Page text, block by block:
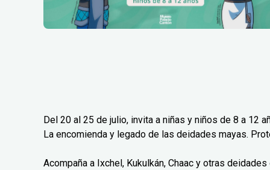
Del 20 al 25 de julio, invita a niñas y niños de 8 a 12
La encomienda y legado de las deidades mayas.
Acompaña a Ixchel, Kukulkán, Chaac y otras